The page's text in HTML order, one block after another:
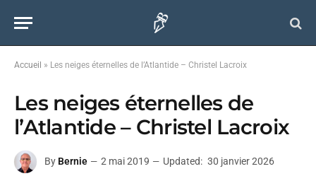
Accueil » Les neiges éternelles de l’Atlantide – Christel Lacroix
Les neiges éternelles de
l’Atlantide – Christel Lacroix
By Bernie 2 mai 2019 Updated: 30 janvier 2026